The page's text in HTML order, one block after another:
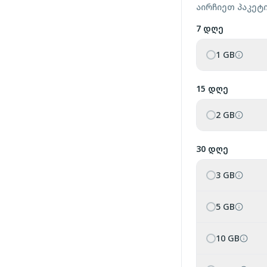
აირჩიეთ
7 დღე
1 GB
15 დღე
2 GB
30 დღე
3 GB
5 GB
10 GB